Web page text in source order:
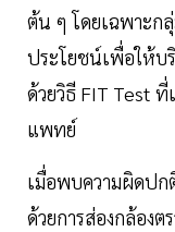
ต้น ๆ โดยเฉพาะก
ประโยชน์เพื่อให้บ
ด้วยวิธี FIT Test ที่
แพทย์
เมื่อพบความผิดป
ด้วยการส่องกล้อง